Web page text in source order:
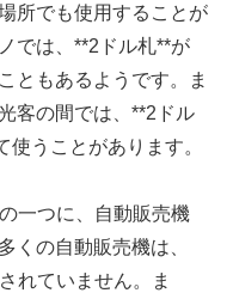
所でも使用することが
では、**2ドル札**が
ともあるようです。ま
客の間では、**2ドル
うことがあります。
一つに、自動販売機
くの自動販売機は、
れていません。ま